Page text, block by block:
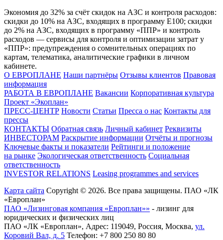
Экономия до 32% за счёт скидок на АЗС и контроля расходов:
скидки до 10% на АЗС, входящих в программу Е100; скидки
до 2% на АЗС, входящих в программу «ППР» и контроль
расходов — сервисы для контроля и оптимизации затрат у
«ППР»: предупреждения о сомнительных операциях по
картам, телематика, аналитические графики в личном
кабинете.
О ЕВРОПЛАНЕ Наши партнёры Отзывы клиентов Правовая
информация
РАБОТА В ЕВРОПЛАНЕ Вакансии Корпоративная культура
Проект «Экоплан»
ПРЕСС-ЦЕНТР Новости Статьи Пресса о нас Контакты для
прессы
КОНТАКТЫ Обратная связь Личный кабинет Реквизиты
ИНВЕСТОРАМ Раскрытие информации Отчёты и прогнозы
Ключевые факты и показатели Рейтинги и положение
на рынке Экологическая ответственность Социальная
ответственность
INVESTOR RELATIONS Leasing programmes and services
Карта сайта Copyright © 2026. Все права защищены. ПАО «ЛК
«Европлан»
ПАО «Лизинговая компания «Европлан»» - лизинг для
юридических и физических лиц
ПАО «ЛК «Европлан», Адрес: 119049, Россия, Москва, ул.
Коровий Вал, д. 5 Телефон: +7 800 250 80 80